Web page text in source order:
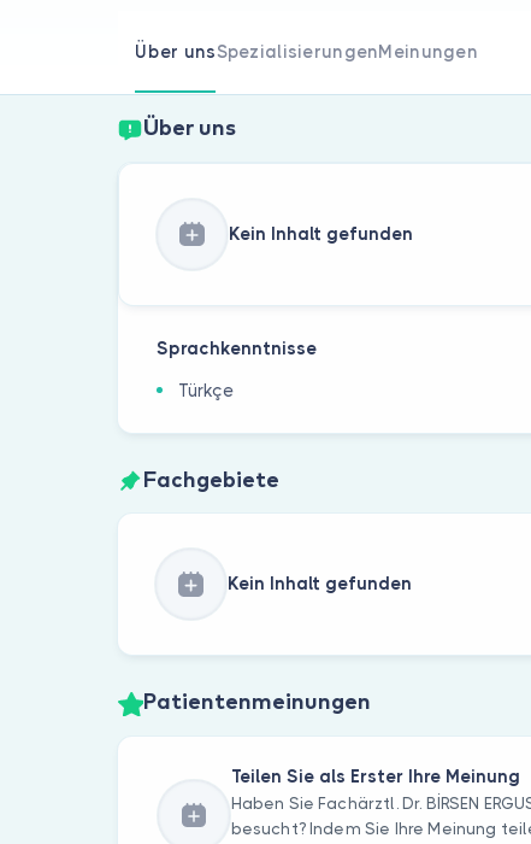
Über unsSpezialisierungenMeinungen
Über uns
Kein Inhalt gefunden
Sprachkenntnisse
Türkçe
Fachgebiete
Kein Inhalt gefunden
Patientenmeinungen
Teilen Sie als Erster Ihre Meinung
Haben Sie Fachärztl. Dr. BİRSEN
besucht? Indem Sie Ihre Meinung